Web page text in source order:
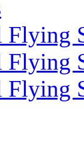
Flying
Flying
Flying